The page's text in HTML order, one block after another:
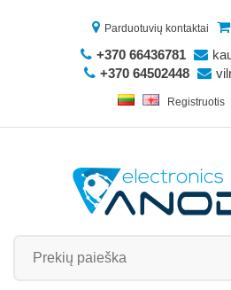
Parduotuvių kontaktai
+370 66436781
+370 64502448
Registruotis